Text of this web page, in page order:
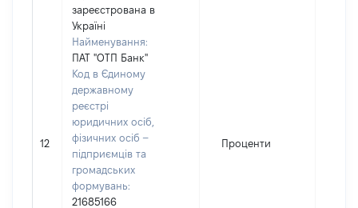
12
зареєстрована в
Україні
Найменування:
ПАТ "ОТП Банк"
Код в Єдиному
державному
реєстрі
юридичних осіб,
фізичних осіб –
підприємців та
громадських
формувань:
21685166
Проценти